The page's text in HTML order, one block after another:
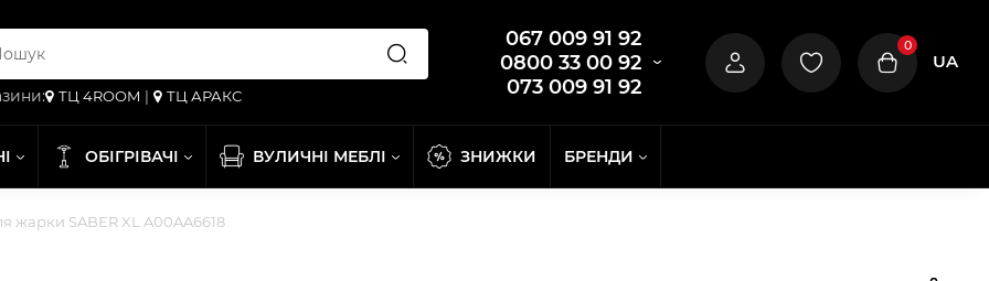
067 009 91 92
0800 33 00 92
073 009 91 92
ТЦ 4ROOM | ТЦ АРАКС
0
UA
ОБІГРІВАЧІ ВУЛИЧНІ МЕБЛІ ЗНИЖКИ БРЕНДИ
жарки SABER XL A00AA6618